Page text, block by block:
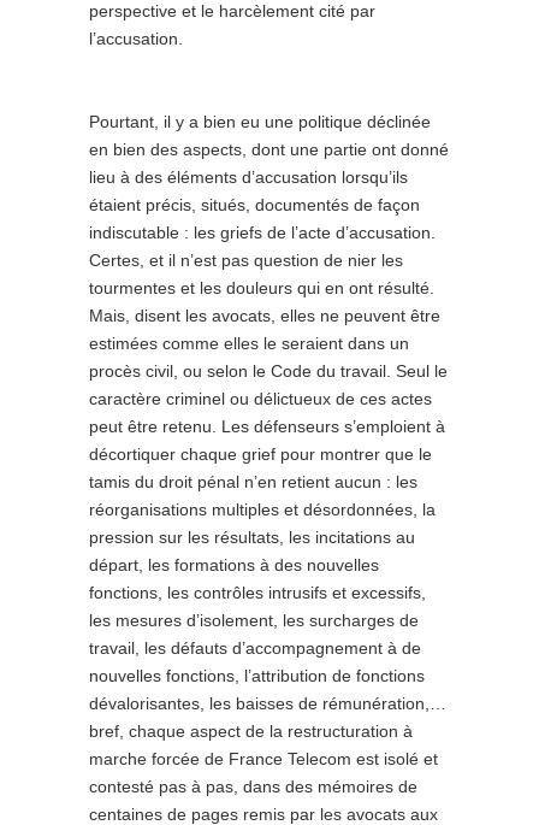
perspective et le harcèlement cité par
l’accusation.
Pourtant, il y a bien eu une politique déclinée
en bien des aspects, dont une partie ont donné
lieu à des éléments d’accusation lorsqu’ils
étaient précis, situés, documentés de façon
indiscutable : les griefs de l’acte d’accusation.
Certes, et il n’est pas question de nier les
tourmentes et les douleurs qui en ont résulté.
Mais, disent les avocats, elles ne peuvent être
estimées comme elles le seraient dans un
procès civil, ou selon le Code du travail. Seul le
caractère criminel ou délictueux de ces actes
peut être retenu. Les défenseurs s’emploient à
décortiquer chaque grief pour montrer que le
tamis du droit pénal n’en retient aucun : les
réorganisations multiples et désordonnées, la
pression sur les résultats, les incitations au
départ, les formations à des nouvelles
fonctions, les contrôles intrusifs et excessifs,
les mesures d’isolement, les surcharges de
travail, les défauts d’accompagnement à de
nouvelles fonctions, l’attribution de fonctions
dévalorisantes, les baisses de rémunération,…
bref, chaque aspect de la restructuration à
marche forcée de France Telecom est isolé et
contesté pas à pas, dans des mémoires de
centaines de pages remis par les avocats aux